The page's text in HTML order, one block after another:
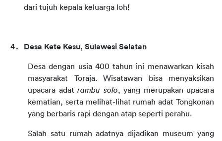
dari tujuh kepala keluarga loh!
Desa Kete Kesu, Sulawesi Selatan
Desa dengan usia 400 tahun ini menawarkan kisah
masyarakat Toraja. Wisatawan bisa menyaksikan
upacara adat rambu solo, yang merupakan upacara
kematian, serta melihat-lihat rumah adat Tongkonan
yang berbaris rapi dengan atap seperti perahu.
Salah satu rumah adatnya dijadikan museum yang